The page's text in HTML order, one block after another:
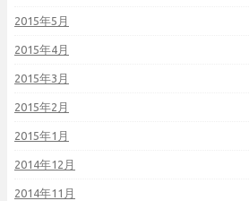
2015年5月
2015年4月
2015年3月
2015年2月
2015年1月
2014年12月
2014年11月